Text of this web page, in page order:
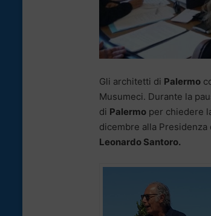
Gli architetti di Palermo
Musumeci. Durante la
di Palermo per chiedere
dicembre alla Presidenza
Leonardo Santoro.